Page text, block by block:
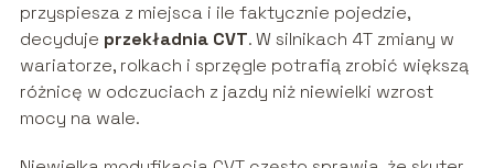
przyspiesza z miejsca i ile faktycznie pojedzie,
decyduje przekładnia CVT. W silnikach 4T zmiany w
wariatorze, rolkach i sprzęgle potrafią zrobić większą
różnicę w odczuciach z jazdy niż niewielki wzrost
mocy na wale.